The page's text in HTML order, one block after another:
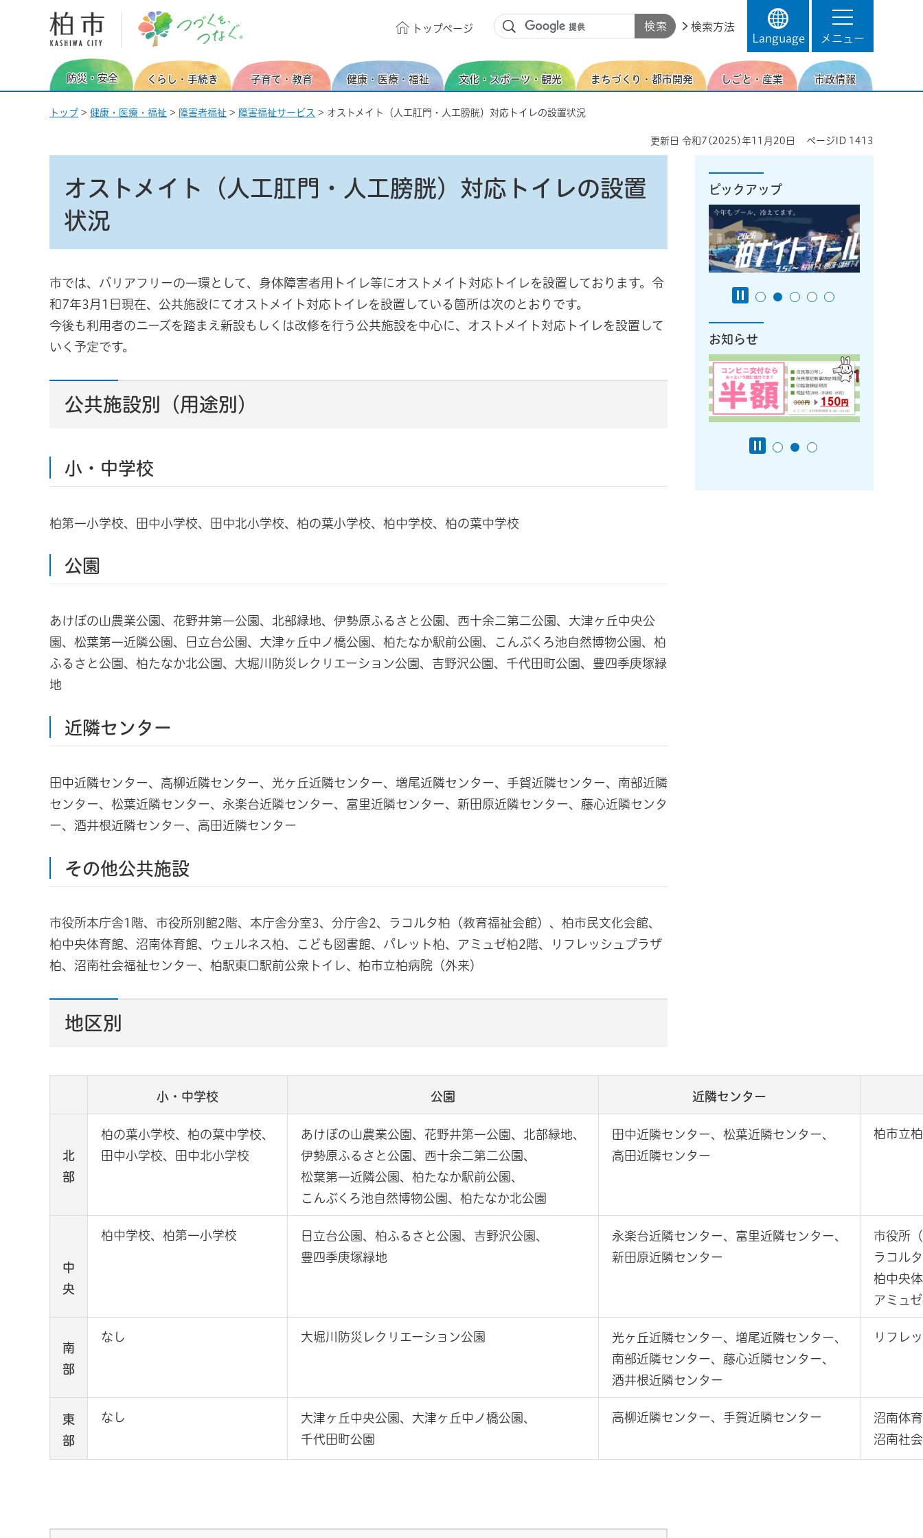
柏市 つづくを、つなぐ。
トップページ
検索方法
Language
メニュー
防災・安全 くらし・手続き 子育て・教育 健康・医療・福祉 文化・スポーツ・観光 まちづくり・都市開発 しごと・産業 市政情報
トップ > 健康・医療・福祉 > 障害者福祉 > 障害福祉サービス > オストメイト（人工肛門・人工膀胱）対応トイレの設置状況
更新日 令和7(2025)年11月20日 ページID 1413
オストメイト（人工肛門・人工膀胱）対応トイレの設置
状況
市では、バリアフリーの一環として、身体障害者用トイレ等にオストメイト対応トイレを設置しております。令
和7年3月1日現在、公共施設にてオストメイト対応トイレを設置している箇所は次のとおりです。
今後も利用者のニーズを踏まえ新設もしくは改修を行う公共施設を中心に、オストメイト対応トイレを設置して
いく予定です。
公共施設別（用途別）
小・中学校
柏第一小学校、田中小学校、田中北小学校、柏の葉小学校、柏中学校、柏の葉中学校
公園
あけぼの山農業公園、花野井第一公園、北部緑地、伊勢原ふるさと公園、西十余二第二公園、大津ヶ丘中央公
園、松葉第一近隣公園、日立台公園、大津ヶ丘中ノ橋公園、柏たなか駅前公園、こんぶくろ池自然博物公園、柏
ふるさと公園、柏たなか北公園、大堀川防災レクリエーション公園、吉野沢公園、千代田町公園、豊四季庚塚緑
地
近隣センター
田中近隣センター、高柳近隣センター、光ヶ丘近隣センター、増尾近隣センター、手賀近隣センター、南部近隣
センター、松葉近隣センター、永楽台近隣センター、富里近隣センター、新田原近隣センター、藤心近隣センタ
ー、酒井根近隣センター、高田近隣センター
その他公共施設
市役所本庁舎1階、市役所別館2階、本庁舎分室3、分庁舎2、ラコルタ柏（教育福祉会館）、柏市民文化会館、
柏中央体育館、沼南体育館、ウェルネス柏、こども図書館、パレット柏、アミュゼ柏2階、リフレッシュプラザ
柏、沼南社会福祉センター、柏駅東口駅前公衆トイレ、柏市立柏病院（外来）
地区別
小・中学校 公園 近隣センター
北
部
柏の葉小学校、柏の葉中学校、
田中小学校、田中北小学校
あけぼの山農業公園、花野井第一公園、北部緑地、
伊勢原ふるさと公園、西十余二第二公園、
松葉第一近隣公園、柏たなか駅前公園、
こんぶくろ池自然博物公園、柏たなか北公園
田中近隣センター、松葉近隣センター、
高田近隣センター
柏市立
中
央
柏中学校、柏第一小学校
日立台公園、柏ふるさと公園、吉野沢公園、
豊四季庚塚緑地
永楽台近隣センター、富里近隣センター、
新田原近隣センター
市役所
ラコル
柏中央
アミュ
南
部
なし 大堀川防災レクリエーション公園
光ヶ丘近隣センター、増尾近隣センター、
南部近隣センター、藤心近隣センター、
酒井根近隣センター
リフレ
東
部
なし
大津ヶ丘中央公園、大津ヶ丘中ノ橋公園、
千代田町公園
高柳近隣センター、手賀近隣センター
沼南体
沼南社
ピックアップ
お知らせ